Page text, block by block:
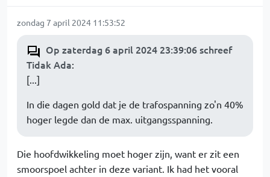
zondag 7 april 2024 11:53:52
Op zaterdag 6 april 2024 23:39:06 schreef
Tidak Ada:
[...]
In die dagen gold dat je de trafospanning zo'n 40%
hoger legde dan de max. uitgangsspanning.
Die hoofdwikkeling moet hoger zijn, want er zit een
smoorspoel achter in deze variant. Ik had het vooral